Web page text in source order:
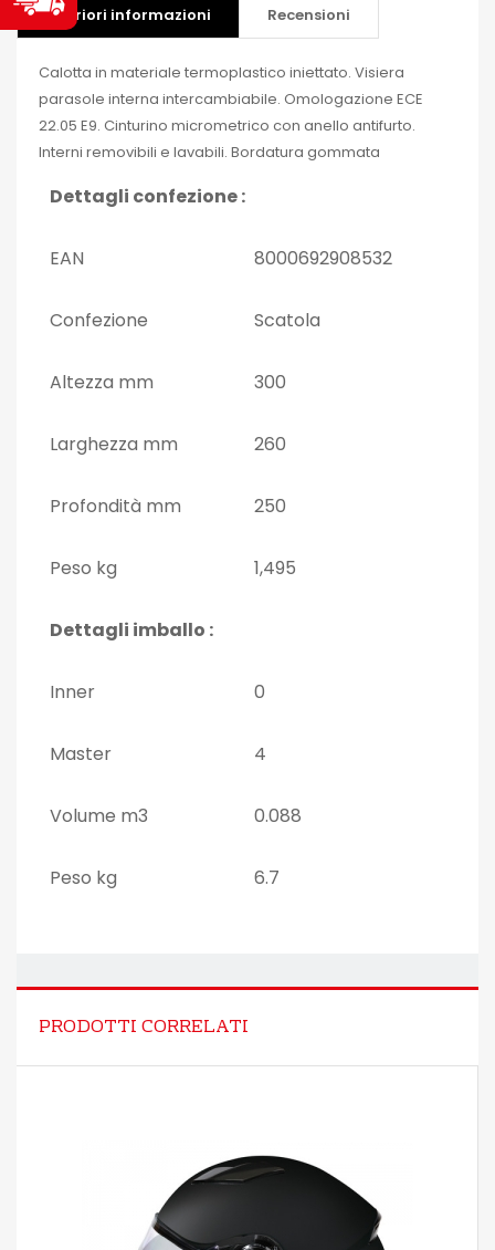
Ulteriori informazioni Recensioni
Calotta in materiale termoplastico iniettato. Visiera
parasole interna intercambiabile. Omologazione ECE
22.05 E9. Cinturino micrometrico con anello antifurto.
Interni removibili e lavabili. Bordatura gommata
Dettagli confezione :
EAN 8000692908532
Confezione Scatola
Altezza mm 300
Larghezza mm 260
Profondità mm 250
Peso kg 1,495
Dettagli imballo :
Inner 0
Master 4
Volume m3 0.088
Peso kg 6.7
PRODOTTI CORRELATI